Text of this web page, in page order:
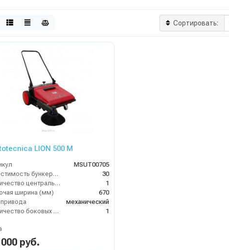
Сортировать:
LION 500 M
MSUT00705
Вместимость бункера (л)
30
Количество центральных мусоросборных валиков (шт)
1
ширина (мм)
670
механический
Количество боковых подметальных щёток (шт)
1
руб.